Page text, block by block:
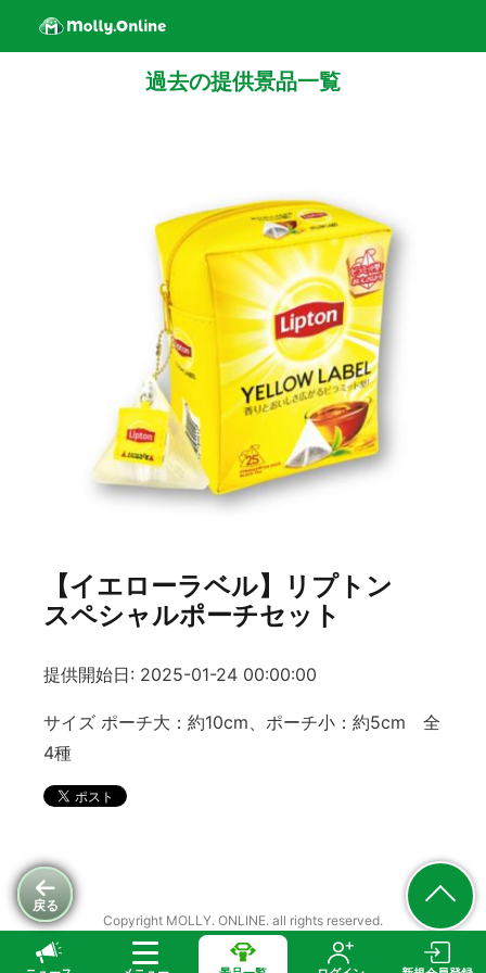
戻る
過去の提供景品一覧
【イエローラベル】リプトン
スペシャルポーチセット
提供開始日: 2025-01-24 00:00:00
サイズ ポーチ大：約10cm、ポーチ小：約5cm 全
4種
Copyright MOLLY. ONLINE. all rights reserved.